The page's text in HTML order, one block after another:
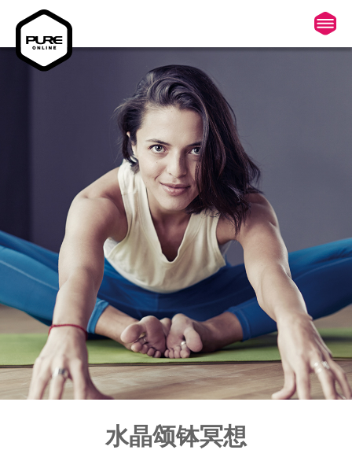
水晶颂钵冥想